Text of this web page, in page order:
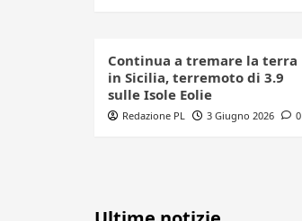
Continua a tremare la terra
in Sicilia, terremoto di 3.9
sulle Isole Eolie
Redazione PL 3 Giugno 2026 0